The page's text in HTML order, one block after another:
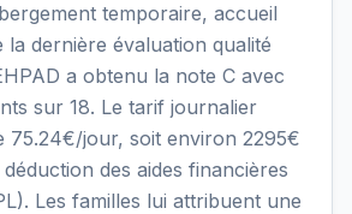
temporaire, accueil
la dernière évaluation qualité
a obtenu la note C avec
sur 18. Le tarif journalier
75.24€/jour, soit environ 2295€
des aides financières
Les familles lui attribuent une